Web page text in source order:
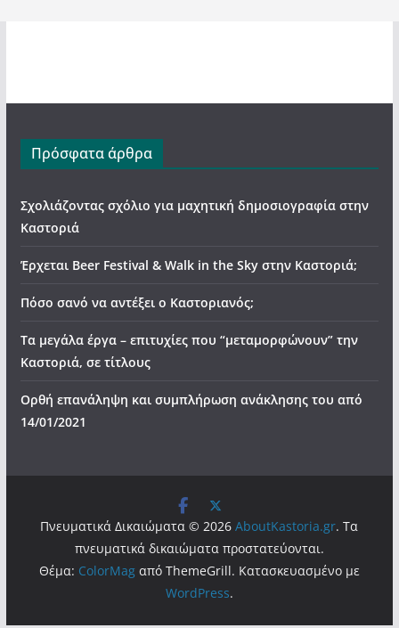
Πρόσφατα άρθρα
Σχολιάζοντας σχόλιο για μαχητική δημοσιογραφία στην
Καστοριά
Έρχεται Beer Festival & Walk in the Sky στην Καστοριά;
Πόσο σανό να αντέξει ο Καστοριανός;
Τα μεγάλα έργα – επιτυχίες που “μεταμορφώνουν” την
Καστοριά, σε τίτλους
Ορθή επανάληψη και συμπλήρωση ανάκλησης του από
14/01/2021
Πνευματικά Δικαιώματα © 2026AboutKastoria.gr. Τα
πνευματικά δικαιώματα προστατεύονται.
Θέμα: ColorMagαπό ThemeGrill. Κατασκευασμένο με
WordPress.